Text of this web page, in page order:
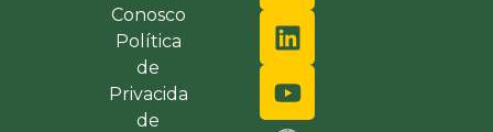
Conosco
Política
de
Privacida
de